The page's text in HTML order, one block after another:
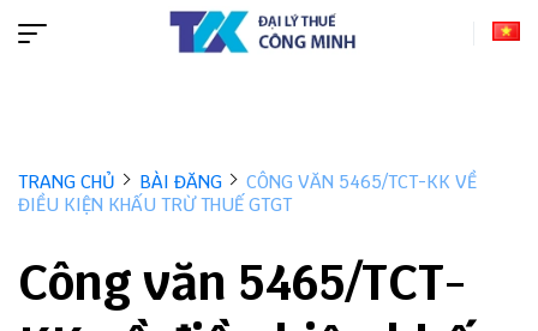
TRANG CHỦ BÀI ĐĂNG
CÔNG VĂN 5465/TCT-KK VỀ
ĐIỀU KIỆN KHẤU TRỪ THUẾ GTGT
Công văn 5465/TCT-